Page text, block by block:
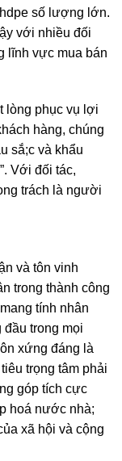
số lượng lớn.
với nhiều đối
lĩnh vực mua bán
lòng phục vụ lợi
hàng, chúng
sắ;c và khẩu
Với đối tác,
trách là người
và tôn vinh
trong thành công
tính nhân
đầu trong mọi
xứng đáng là
trọng tâm phải
góp tích cực
hoá nước nhà;
xã hội và cộng